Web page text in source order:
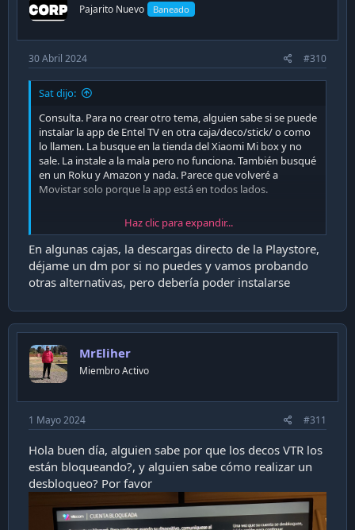
Pajarito Nuevo Baneado
30 Abril 2024 #310
Sat dijo:
Consulta. Para no crear otro tema, alguien sabe si se puede
instalar la app de Entel TV en otra caja/deco/stick/ o como
lo llamen. La busque en la tienda del Xiaomi Mi box y no
sale. La instale a la mala pero no funciona. También busqué
en un Roku y Amazon y nada. Parece que volveré a
Movistar solo porque la app está en todos lados.
Enviado desde mi iPhone utilizando Tapatalk
Haz clic para expandir...
En algunas cajas, la descargas directo de la Playstore,
déjame un dm por si no puedes y vamos probando
otras alternativas, pero debería poder instalarse
MrEliher
Miembro Activo
1 Mayo 2024 #311
Hola buen día, alguien sabe por que los decos VTR los
están bloqueando?, y alguien sabe cómo realizar un
desbloqueo? Por favor